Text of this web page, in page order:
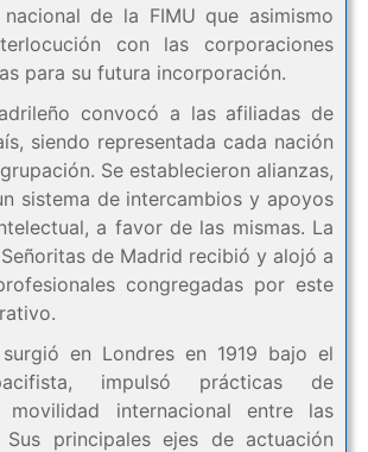
nacional de la FIMU que asimismo
con las corporaciones
para su futura incorporación.
convocó a las afiliadas de
siendo representada cada nación
Se establecieron alianzas,
sistema de intercambios y apoyos
a favor de las mismas. La
de Madrid recibió y alojó a
congregadas por este
en Londres en 1919 bajo el
impulsó prácticas de
movilidad internacional entre las
Sus principales ejes de actuación